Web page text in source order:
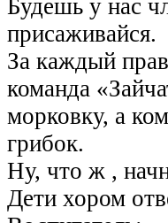
Будешь у нас
присаживайся.
За каждый
команда
морковку, а
грибок.
Ну, что ж ,
Дети хором